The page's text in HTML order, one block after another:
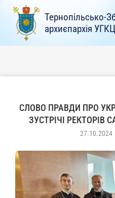
Тернопільсько-
архиєпархія УГКЦ
СЛОВО ПРАВДИ ПРО
ЗУСТРІЧІ РЕКТОРІВ
27.10.2024